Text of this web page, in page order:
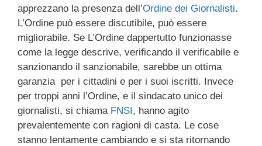
apprezzano la presenza dell’Ordine dei Giornalisti.
L’Ordine può essere discutibile, può essere
migliorabile. Se L’Ordine dappertutto funzionasse
come la legge descrive, verificando il verificabile e
sanzionando il sanzionabile, sarebbe un ottima
garanzia per i cittadini e per i suoi iscritti. Invece
per troppi anni l’Ordine, e il sindacato unico dei
giornalisti, si chiama FNSI, hanno agito
prevalentemente con ragioni di casta. Le cose
stanno lentamente cambiando e si sta ritornando